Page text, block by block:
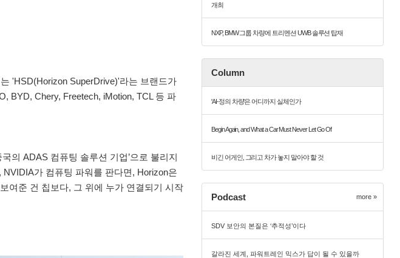
'HSD(Horizon SuperDrive)'라는 브랜드가
BYD, Chery, Freetech, iMotion, TCL 등 파
의 ADAS 컴퓨팅 솔루션 기업’으로 불리지
가 컴퓨팅 파워를 판다면, Horizon은
여준 건 칩보다, 그 위에 누가 연결되기 시작
개최
NXP, BMW 그룹 차량에 트리멘션 UWB 솔루션 탑재
Column
'AI-정의 차량'은 어디까지 실체인가
Begin Again, and What a Car Must Never Let Go Of
비긴 어게인, 그리고 차가 놓지 말아야 할 것
Podcast more »
SDV 보안의 본질은 ‘추적성’이다
갈라진 세계, 파워트레인 믹스가 답이 될 수 있을까